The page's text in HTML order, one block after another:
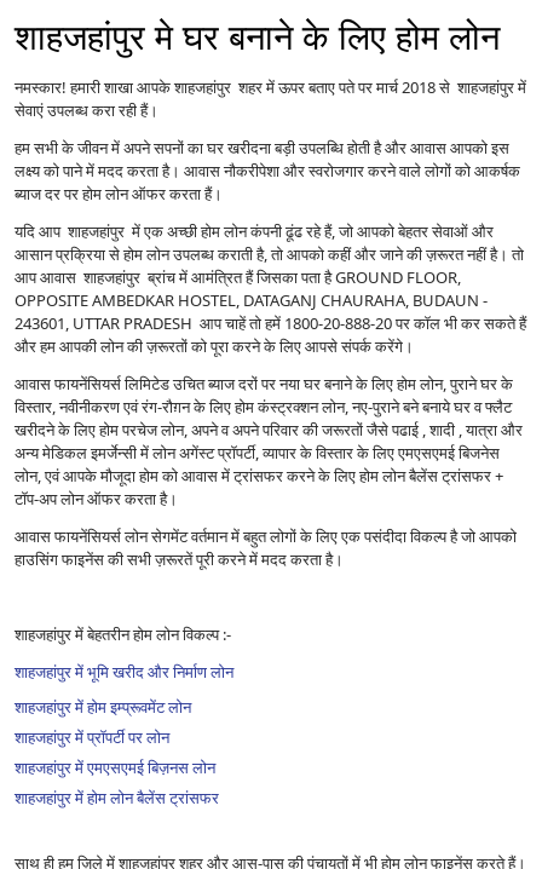
शाहजहांपुर मे घर बनाने के लिए होम लोन
नमस्कार! हमारी शाखा आपके शाहजहांपुर शहर में ऊपर बताए पते पर मार्च 2018 से शाहजहांपुर में
सेवाएं उपलब्ध करा रही हैं।
हम सभी के जीवन में अपने सपनों का घर खरीदना बड़ी उपलब्धि होती है और आवास आपको इस
लक्ष्य को पाने में मदद करता है। आवास नौकरीपेशा और स्वरोजगार करने वाले लोगों को आकर्षक
ब्याज दर पर होम लोन ऑफर करता हैं।
यदि आप शाहजहांपुर में एक अच्छी होम लोन कंपनी ढूंढ रहे हैं, जो आपको बेहतर सेवाओं और
आसान प्रक्रिया से होम लोन उपलब्ध कराती है, तो आपको कहीं और जाने की ज़रूरत नहीं है। तो
आप आवास शाहजहांपुर ब्रांच में आमंत्रित हैं जिसका पता है GROUND FLOOR,
OPPOSITE AMBEDKAR HOSTEL, DATAGANJ CHAURAHA, BUDAUN -
243601, UTTAR PRADESH आप चाहें तो हमें 1800-20-888-20 पर कॉल भी कर सकते हैं
और हम आपकी लोन की ज़रूरतों को पूरा करने के लिए आपसे संपर्क करेंगे।
आवास फायनेंसियर्स लिमिटेड उचित ब्याज दरों पर नया घर बनाने के लिए होम लोन, पुराने घर के
विस्तार, नवीनीकरण एवं रंग-रौग़न के लिए होम कंस्ट्रक्शन लोन, नए-पुराने बने बनाये घर व फ्लैट
खरीदने के लिए होम परचेज लोन, अपने व अपने परिवार की जरूरतों जैसे पढाई , शादी , यात्रा और
अन्य मेडिकल इमर्जेन्सी में लोन अगेंस्ट प्रॉपर्टी, व्यापार के विस्तार के लिए एमएसएमई बिजनेस
लोन, एवं आपके मौजूदा होम को आवास में ट्रांसफर करने के लिए होम लोन बैलेंस ट्रांसफर +
टॉप-अप लोन ऑफर करता है।
आवास फायनेंसियर्स लोन सेगमेंट वर्तमान में बहुत लोगों के लिए एक पसंदीदा विकल्प है जो आपको
हाउसिंग फाइनेंस की सभी ज़रूरतें पूरी करने में मदद करता है।
शाहजहांपुर में बेहतरीन होम लोन विकल्प :-
शाहजहांपुर में भूमि खरीद और निर्माण लोन
शाहजहांपुर में होम इम्प्रूवमेंट लोन
शाहजहांपुर में प्रॉपर्टी पर लोन
शाहजहांपुर में एमएसएमई बिज़नस लोन
शाहजहांपुर में होम लोन बैलेंस ट्रांसफर
साथ ही हम ज़िले में शाहजहांपुर शहर और आस-पास की पंचायतों में भी होम लोन फाइनेंस करते हैं।